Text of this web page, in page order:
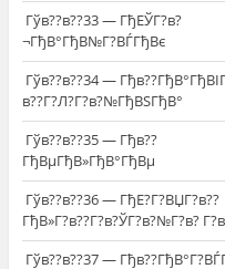
Гўв??в??33 — ГђЕЎГ?в?
¬ГђВ°ГђВ№Г?ВЃГђВє
Гўв??в??34 —
в??Г?Л?Г?в?№ГђВЅГђВ°
Гўв??в??35 — Гђв??
ГђВµГђВ»ГђВ°ГђВµ
Гўв??в??36 — ГђЕ?Г?ВЏГ?в??
ГђВ»Г?в??Г?в?ЎГ?в?№Г?в?
Гўв??в??37 —